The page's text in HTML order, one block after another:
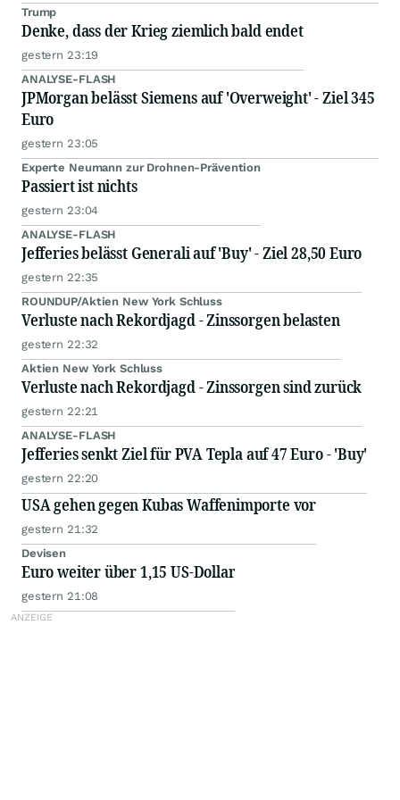
Trump
Denke, dass der Krieg ziemlich bald endet
gestern 23:19
ANALYSE-FLASH
JPMorgan belässt Siemens auf 'Overweight' - Ziel 345
Euro
gestern 23:05
Experte Neumann zur Drohnen-Prävention
Passiert ist nichts
gestern 23:04
ANALYSE-FLASH
Jefferies belässt Generali auf 'Buy' - Ziel 28,50 Euro
gestern 22:35
ROUNDUP/Aktien New York Schluss
Verluste nach Rekordjagd - Zinssorgen belasten
gestern 22:32
Aktien New York Schluss
Verluste nach Rekordjagd - Zinssorgen sind zurück
gestern 22:21
ANALYSE-FLASH
Jefferies senkt Ziel für PVA Tepla auf 47 Euro - 'Buy'
gestern 22:20
USA gehen gegen Kubas Waffenimporte vor
gestern 21:32
Devisen
Euro weiter über 1,15 US-Dollar
gestern 21:08